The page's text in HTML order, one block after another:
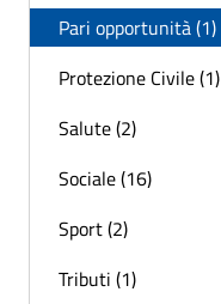
Pari opportunità (1)
Protezione Civile (1)
Salute (2)
Sociale (16)
Sport (2)
Tributi (1)